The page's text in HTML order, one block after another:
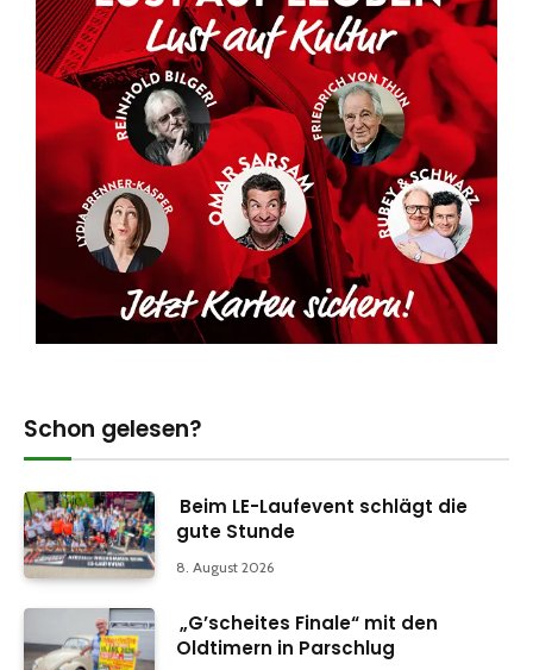
Schon gelesen?
Beim LE-Laufevent schlägt die
gute Stunde
8. August 2026
„G’scheites Finale“ mit den
Oldtimern in Parschlug